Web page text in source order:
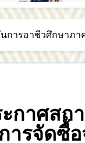
นการอาชีวศึกษาภ
กาศสถ
ารจัดซื้